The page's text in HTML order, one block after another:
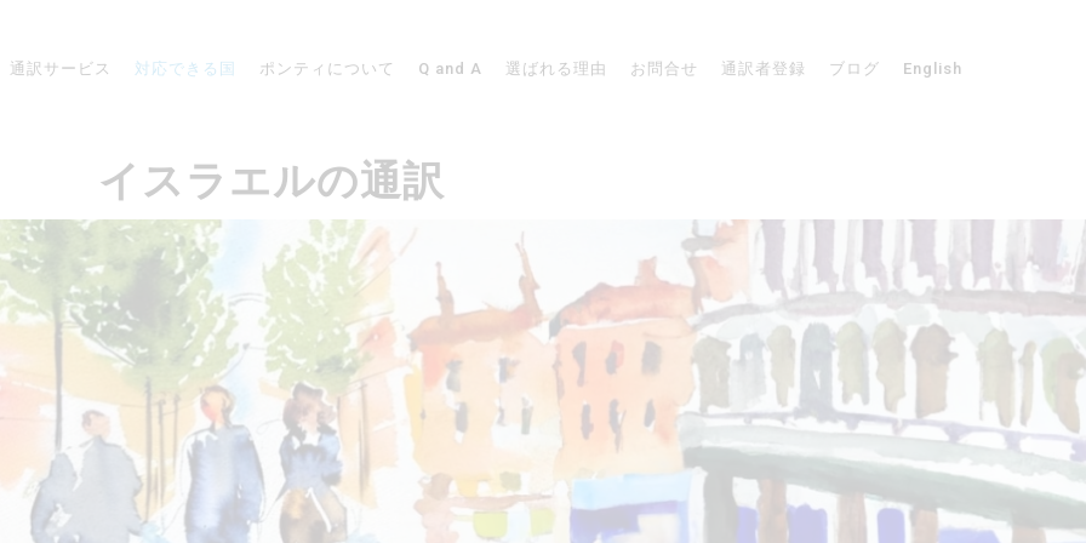
通訳サービス 対応できる国 ポンティについて Q and A 選ばれる理由 お問合せ 通訳者登録 ブログ English
イスラエルの通訳